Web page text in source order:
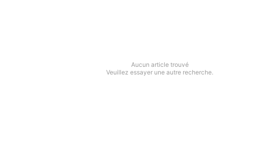
Aucun article trouvé
Veuillez essayer une autre recherche.